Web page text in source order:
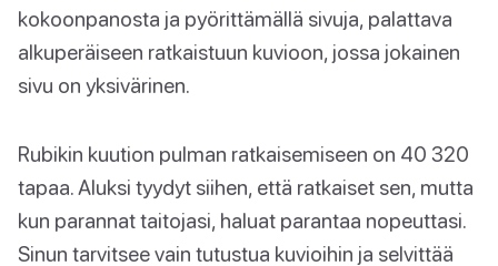
kokoonpanosta ja pyörittämällä sivuja, palattava
alkuperäiseen ratkaistuun kuvioon, jossa jokainen
sivu on yksivärinen.
Rubikin kuution pulman ratkaisemiseen on 40 320
tapaa. Aluksi tyydyt siihen, että ratkaiset sen, mutta
kun parannat taitojasi, haluat parantaa nopeuttasi.
Sinun tarvitsee vain tutustua kuvioihin ja selvittää